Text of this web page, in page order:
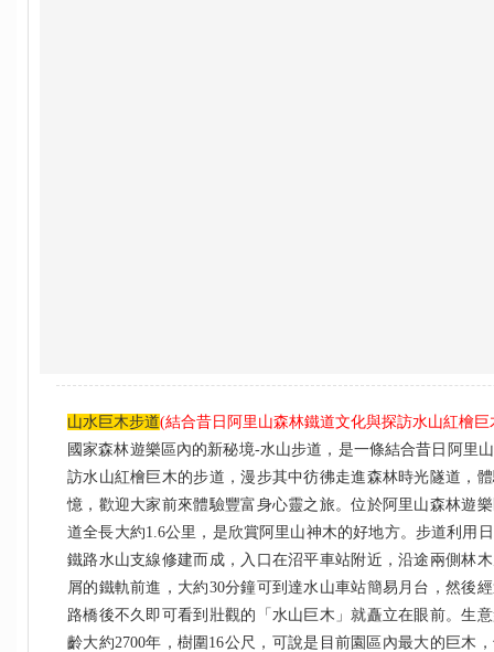
山水巨木步道(結合昔日阿里山森林鐵道文化與探訪水山紅檜巨
國家森林遊樂區內的新秘境-水山步道，是一條結合昔日阿里
訪水山紅檜巨木的步道，漫步其中彷彿走進森林時光隧道，
憶，歡迎大家前來體驗豐富身心靈之旅。位於阿里山森林遊
道全長大約1.6公里，是欣賞阿里山神木的好地方。步道利用
鐵路水山支線修建而成，入口在沼平車站附近，沿途兩側林
屑的鐵軌前進，大約30分鐘可到達水山車站簡易月台，然後
路橋後不久即可看到壯觀的「水山巨木」就矗立在眼前。生
齡大約2700年，樹圍16公尺，可說是目前園區內最大的巨木